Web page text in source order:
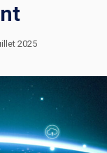
2025